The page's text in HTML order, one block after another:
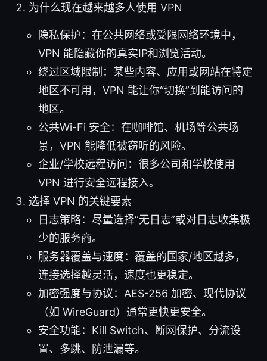
为什么现在越来越多人使用 VPN
隐私保护：在公共网络或受限网络环境中，
VPN 能隐藏你的真实IP和浏览活动。
绕过区域限制：某些内容、应用或网站在特定
地区不可用，VPN 能让你“切换”到能访问的
地区。
公共Wi-Fi 安全：在咖啡馆、机场等公共场
景，VPN 能降低被窃听的风险。
企业/学校远程访问：很多公司和学校使用
VPN 进行安全远程接入。
选择 VPN 的关键要素
日志策略：尽量选择“无日志”或对日志收集极
少的服务商。
服务器覆盖与速度：覆盖的国家/地区越多，
连接选择越灵活，速度也更稳定。
加密强度与协议：AES-256 加密、现代协议
（如 WireGuard）通常更快更安全。
安全功能：Kill Switch、断网保护、分流设
置、多跳、防泄漏等。